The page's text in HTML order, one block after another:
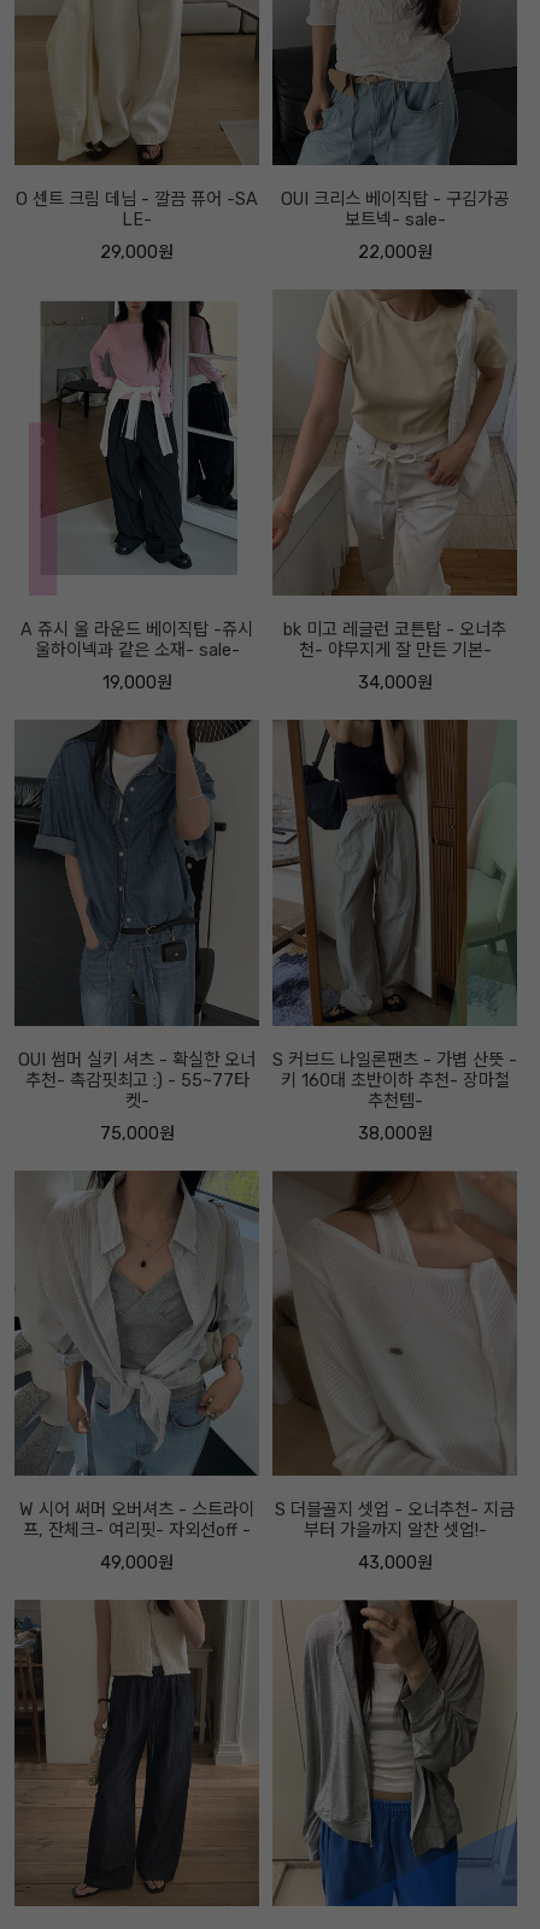
O 센트 크림 데님 - 깔끔 퓨어 -SA
LE-
29,000원
OUI 크리스 베이직탑 - 구김가공
보트넥- sale-
22,000원
A 쥬시 울 라운드 베이직탑 -쥬시
울하이넥과 같은 소재- sale-
19,000원
bk 미고 레글런 코튼탑 - 오너추
천- 야무지게 잘 만든 기본-
34,000원
OUI 썸머 실키 셔츠 - 확실한 오너
추천- 촉감핏최고 :) - 55~77타
켓-
75,000원
S 커브드 나일론팬츠 - 가볍 산뜻 -
키 160대 초반이하 추천- 장마철
추천템-
38,000원
W 시어 써머 오버셔츠 - 스트라이
프, 잔체크- 여리핏- 자외선off -
49,000원
S 더블골지 셋업 - 오너추천- 지금
부터 가을까지 알찬 셋업!-
43,000원